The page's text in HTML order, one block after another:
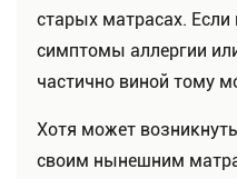
старых матрасах.
симптомы аллергии
частично виной тому
Хотя может
своим нынешним